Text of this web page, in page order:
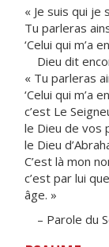
« Je suis qui je
Tu parleras
‘Celui qui m’a
Dieu dit
« Tu parleras
‘Celui qui m’a
c’est Le
le Dieu de vos
le Dieu
C’est là mon
c’est par lui
âge. »
– Parole du